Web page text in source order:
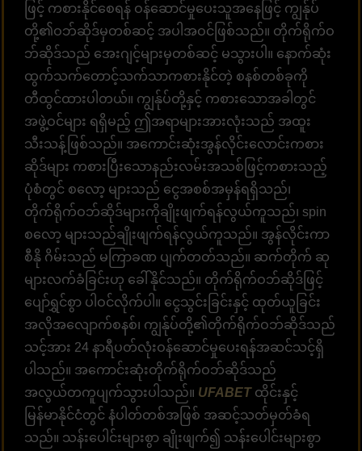
ဖြင့် ကစားနိုင်စေရန် ဝန်ဆောင်မှုပေးသူအနေဖြင့် ကျွန်ုပ်
တို့၏ဝဘ်ဆိုဒ်မှတစ်ဆင့် အပါအဝင်ဖြစ်သည်။ တိုက်ရိုက်ဝ
ဘ်ဆိုဒ်သည် အေးဂျင့်များမှတစ်ဆင့် မသွားပါ။ နောက်ဆုံး
ထွက်သက်တောင့်သက်သာကစားနိုင်တဲ့ စနစ်တစ်ခုကို
တီထွင်ထားပါတယ်။ ကျွန်ုပ်တို့နှင့် ကစားသောအခါတွင်
အဖွဲ့ဝင်များ ရရှိမည့် ဤအရာများအားလုံးသည် အထူး
သီးသန့်ဖြစ်သည်။ အကောင်းဆုံးအွန်လိုင်းလောင်းကစား
ဆိုဒ်များ ကစားပြီးသောနည်းလမ်းအသစ်ဖြင့်ကစားသည့်
ပုံစံတွင် စလော့ များသည် ငွေအစစ်အမှန်ရရှိသည်၊
တိုက်ရိုက်ဝဘ်ဆိုဒ်များကိုချိုးဖျက်ရန်လွယ်ကူသည်၊ spin
စလော့ များသည်ချိုးဖျက်ရန်လွယ်ကူသည်။ အွန်လိုင်းကာ
စီနို ဂိမ်းသည် မကြာခဏ ပျက်တတ်သည်။ ဆက်တိုက် ဆု
များလက်ခံခြင်းဟု ခေါ်နိုင်သည်။ တိုက်ရိုက်ဝဘ်ဆိုဒ်ဖြင့်
ပျော်ရွှင်စွာ ပါဝင်လိုက်ပါ။ ငွေသွင်းခြင်းနှင့် ထုတ်ယူခြင်း
အလိုအလျောက်စနစ်၊ ကျွန်ုပ်တို့၏တိုက်ရိုက်ဝဘ်ဆိုဒ်သည်
သင့်အား 24 နာရီပတ်လုံးဝန်ဆောင်မှုပေးရန်အဆင်သင့်ရှိ
ပါသည်။ အကောင်းဆုံးတိုက်ရိုက်ဝဘ်ဆိုဒ်သည်
အလွယ်တကူပျက်သွားပါသည်။ UFABETထိုင်းနှင့်
မြန်မာနိုင်ငံတွင် နံပါတ်တစ်အဖြစ် အဆင့်သတ်မှတ်ခံရ
သည်။ သန်းပေါင်းများစွာ ချိုးဖျက်၍ သန်းပေါင်းများစွာ